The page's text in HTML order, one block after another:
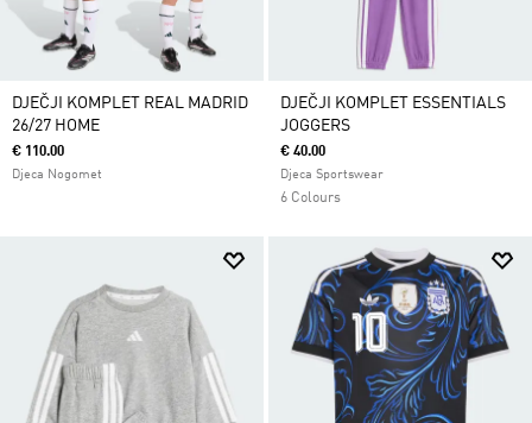
DJEČJI KOMPLET REAL MADRID
26/27 HOME
€ 110.00
Djeca Nogomet
DJEČJI KOMPLET ESSENTIALS
JOGGERS
€ 40.00
Djeca Sportswear
6 Colours